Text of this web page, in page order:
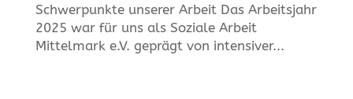
Schwerpunkte unserer Arbeit Das Arbeitsjahr
2025 war für uns als Soziale Arbeit
Mittelmark e.V. geprägt von intensiver...